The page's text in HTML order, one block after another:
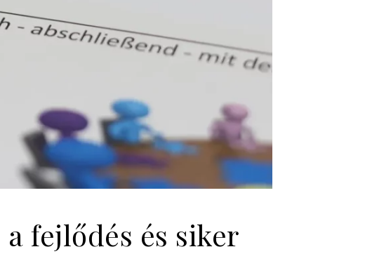
fejlődés és siker